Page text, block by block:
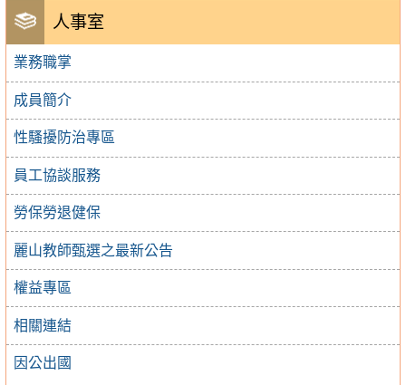
人事室
業務職掌
成員簡介
性騷擾防治專區
員工協談服務
勞保勞退健保
麗山教師甄選之最新公告
權益專區
相關連結
因公出國